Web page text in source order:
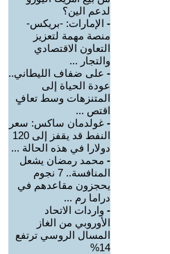
لدعم الين؟
- الإمارات: -بريكس-
منصة مهمة لتعزيز
التعاون الاقتصادي
والتجار ...
- على ضفاف الليطاني..
عودة الحياة إلى
المتنزهات وسط تعافٍ
اقتص ...
- غولدمان ساكس: سعر
النفط قد يقفز إلى 120
دولارا في هذه الحالة ...
- محمد رمضان يشعل
المنافسة.. 7 نجوم
يحجزون مقاعدهم في
دراما رم ...
- واردات الاتحاد
الأوروبي من الغاز
المسال الروسي ترتفع
14%